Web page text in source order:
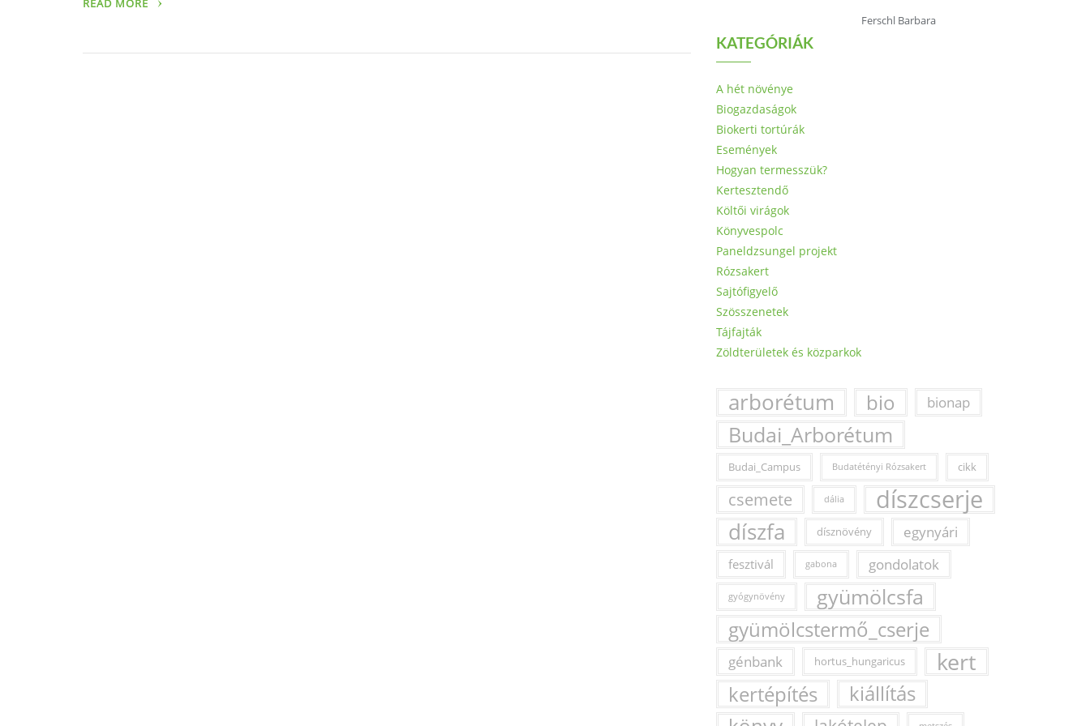
READ MORE
Ferschl Barbara
KATEGÓRIÁK
A hét növénye
Biogazdaságok
Biokerti tortúrák
Események
Hogyan termesszük?
Kertesztendő
Költői virágok
Könyvespolc
Paneldzsungel projekt
Rózsakert
Sajtófigyelő
Szösszenetek
Tájfajták
Zöldterületek és közparkok
arborétum bio bionap
Budai_Arborétum
Budai_Campus Budatétényi Rózsakert cikk
csemete dália díszcserje
díszfa dísznövény egynyári
fesztivál gabona gondolatok
gyógynövény gyümölcsfa
gyümölcstermő_cserje
génbank hortus_hungaricus kert
kertépítés
kiállítás